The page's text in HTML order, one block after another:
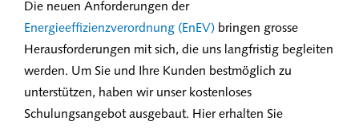
Die neuen Anforderungen der
Energieeffizienzverordnung (EnEV) bringen grosse
Herausforderungen mit sich, die uns langfristig begleiten
werden. Um Sie und Ihre Kunden bestmöglich zu
unterstützen, haben wir unser kostenloses
Schulungsangebot ausgebaut. Hier erhalten Sie